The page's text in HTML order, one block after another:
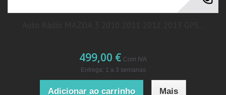
499,00 € Com IVA
Entrega: 1 a 3 semanas
Adicionar ao carrinho Mais